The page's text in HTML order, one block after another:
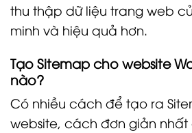
thu thập dữ liệu trang web
minh và hiệu quả hơn.
Tạo Sitemap cho website
nào?
Có nhiều cách để tạo ra
website, cách đơn giản nhất